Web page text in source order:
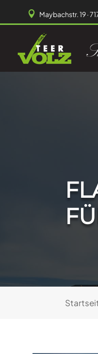
 Maybachstr. 19 ·